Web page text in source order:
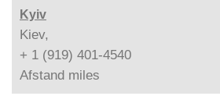
Kyiv
Kiev,
+ 1 (919) 401-4540
Afstand miles